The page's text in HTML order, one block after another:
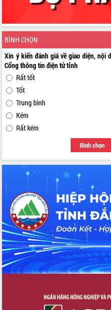
BÌNH CHỌN
Xin ý kiến đánh giá về giao diện, nội
Cổng thông tin điện tử tỉnh
Rất tốt
Tốt
Trung bình
Kém
Rất kém
Bình chọn